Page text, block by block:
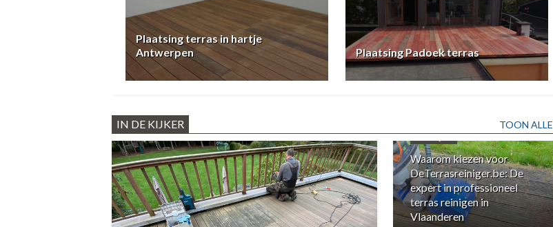
Plaatsing terras in hartje
Antwerpen
Plaatsing Padoek terras
IN DE KIJKER TOON ALLE
in de kijker
Waarom kiezen voor
DeTerrasreiniger.be: De
expert in professioneel
terras reinigen in
Vlaanderen